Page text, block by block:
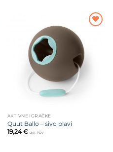
AKTIVNE IGRAČKE
Quut Ballo – sivo plavi
19,24€ uklj. PDV